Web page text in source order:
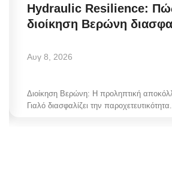
Hydraulic Resilience:
διοίκηση Βερώνη
Αυγ 8, 2026
Διοίκηση Βερώνη: Η προληπτική
Γιαλό διασφαλίζει την